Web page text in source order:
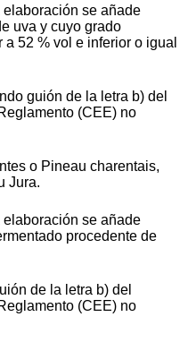
se añade
uva y cuyo grado
52 % vol e inferior o igual
guión de la letra b) del
(CEE) no
o Pineau charentais,
Jura.
se añade
procedente de
de la letra b) del
(CEE) no